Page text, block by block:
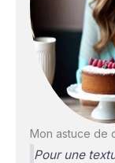
Mon astuce de
Pour une